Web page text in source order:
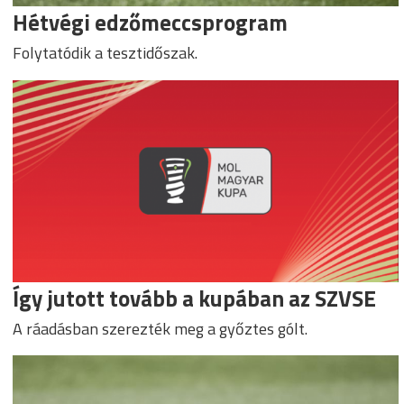
Hétvégi edzőmeccsprogram
Folytatódik a tesztidőszak.
Így jutott tovább a kupában az SZVSE
A ráadásban szerezték meg a győztes gólt.